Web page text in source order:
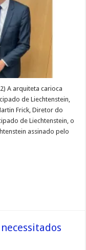
A arquiteta carioca
de Liechtenstein,
Frick, Diretor do
de Liechtenstein, o
assinado pelo